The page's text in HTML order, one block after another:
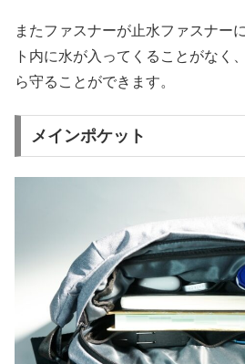
またファスナーが止水ファスナー
ト内に水が入ってくることがなく
ら守ることができます。
メインポケット